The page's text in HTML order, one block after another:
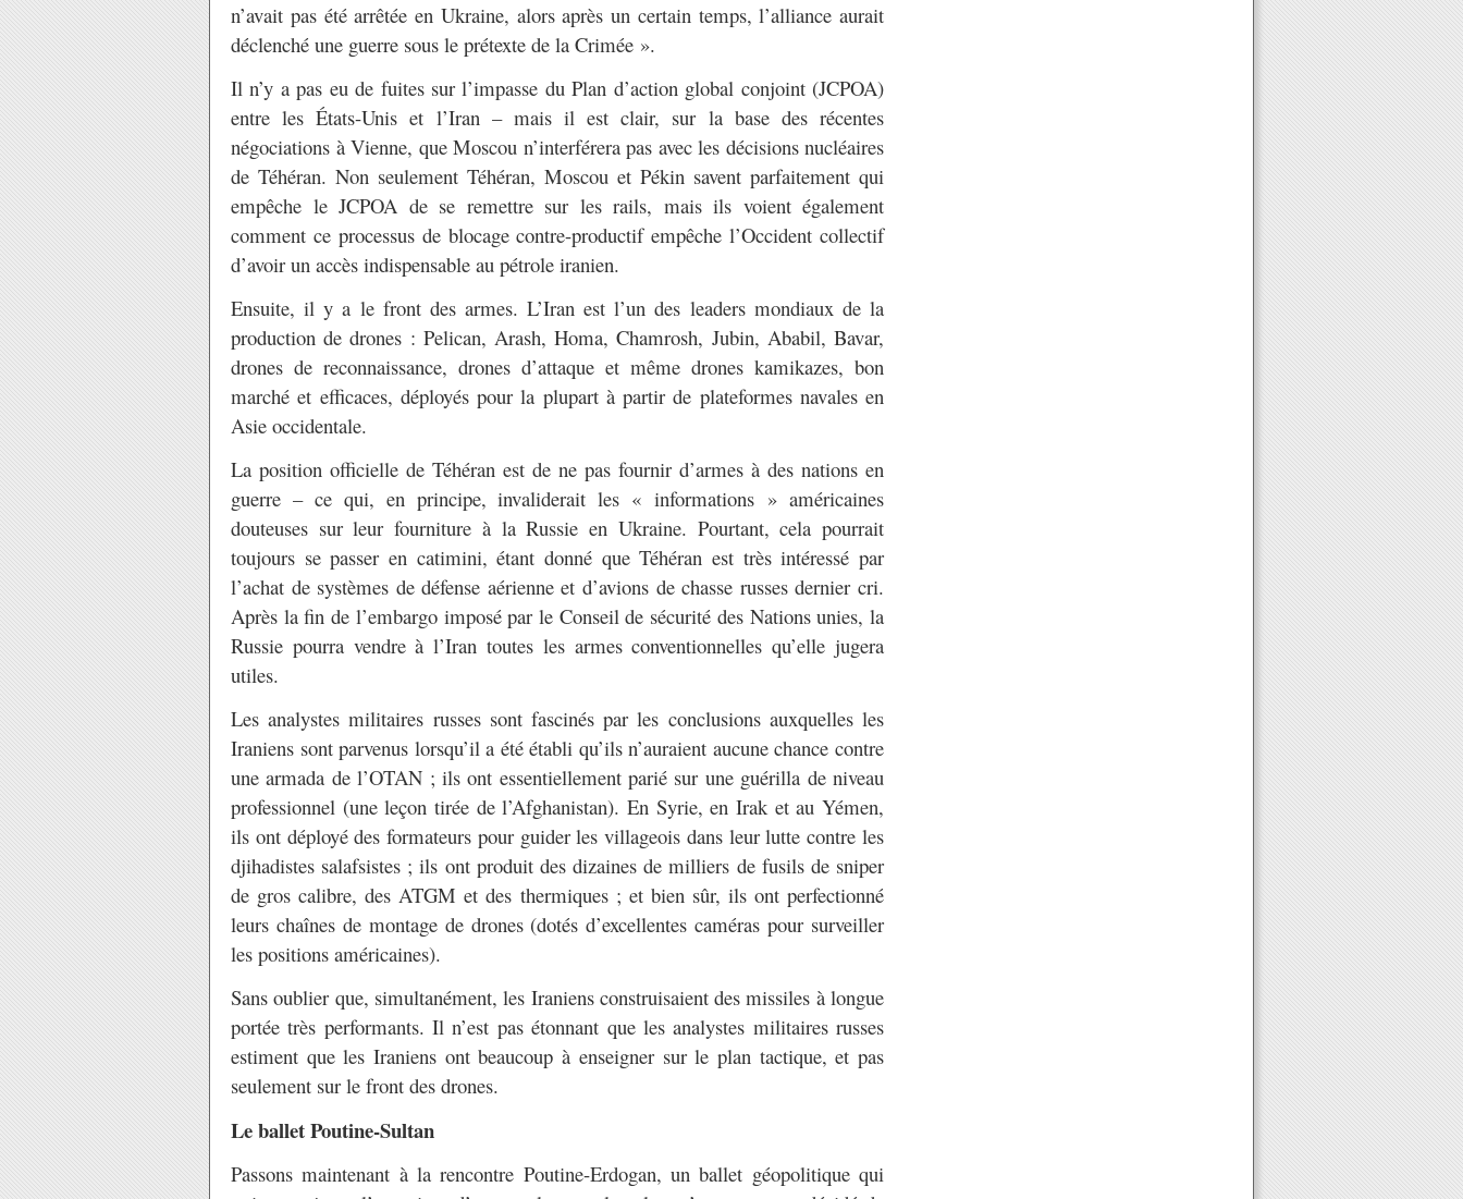
n’avait pas été arrêtée en Ukraine, alors après un certain temps, l’alliance aurait
déclenché une guerre sous le prétexte de la Crimée ».
Il n’y a pas eu de fuites sur l’impasse du Plan d’action global conjoint (JCPOA)
entre les États-Unis et l’Iran – mais il est clair, sur la base des récentes
négociations à Vienne, que Moscou n’interférera pas avec les décisions nucléaires
de Téhéran. Non seulement Téhéran, Moscou et Pékin savent parfaitement qui
empêche le JCPOA de se remettre sur les rails, mais ils voient également
comment ce processus de blocage contre-productif empêche l’Occident collectif
d’avoir un accès indispensable au pétrole iranien.
Ensuite, il y a le front des armes. L’Iran est l’un des leaders mondiaux de la
production de drones : Pelican, Arash, Homa, Chamrosh, Jubin, Ababil, Bavar,
drones de reconnaissance, drones d’attaque et même drones kamikazes, bon
marché et efficaces, déployés pour la plupart à partir de plateformes navales en
Asie occidentale.
La position officielle de Téhéran est de ne pas fournir d’armes à des nations en
guerre – ce qui, en principe, invaliderait les « informations » américaines
douteuses sur leur fourniture à la Russie en Ukraine. Pourtant, cela pourrait
toujours se passer en catimini, étant donné que Téhéran est très intéressé par
l’achat de systèmes de défense aérienne et d’avions de chasse russes dernier cri.
Après la fin de l’embargo imposé par le Conseil de sécurité des Nations unies, la
Russie pourra vendre à l’Iran toutes les armes conventionnelles qu’elle jugera
utiles.
Les analystes militaires russes sont fascinés par les conclusions auxquelles les
Iraniens sont parvenus lorsqu’il a été établi qu’ils n’auraient aucune chance contre
une armada de l’OTAN ; ils ont essentiellement parié sur une guérilla de niveau
professionnel (une leçon tirée de l’Afghanistan). En Syrie, en Irak et au Yémen,
ils ont déployé des formateurs pour guider les villageois dans leur lutte contre les
djihadistes salafsistes ; ils ont produit des dizaines de milliers de fusils de sniper
de gros calibre, des ATGM et des thermiques ; et bien sûr, ils ont perfectionné
leurs chaînes de montage de drones (dotés d’excellentes caméras pour surveiller
les positions américaines).
Sans oublier que, simultanément, les Iraniens construisaient des missiles à longue
portée très performants. Il n’est pas étonnant que les analystes militaires russes
estiment que les Iraniens ont beaucoup à enseigner sur le plan tactique, et pas
seulement sur le front des drones.
Le ballet Poutine-Sultan
Passons maintenant à la rencontre Poutine-Erdogan, un ballet géopolitique qui